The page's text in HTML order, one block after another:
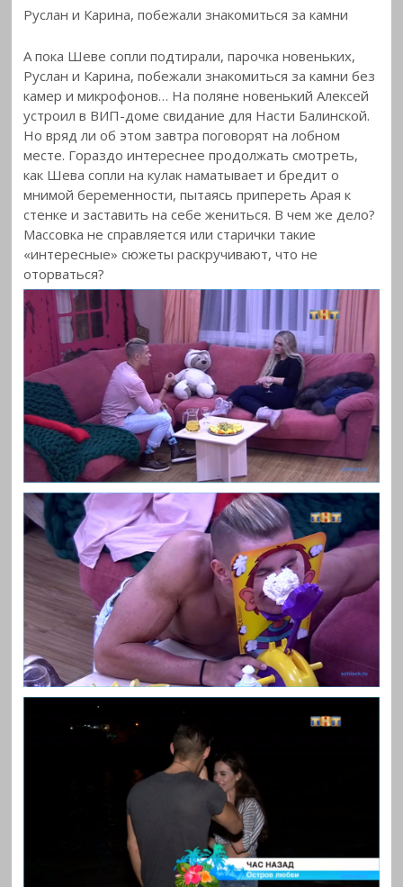
Руслан и Карина, побежали знакомиться за камни
А пока Шеве сопли подтирали, парочка новеньких,
Руслан и Карина, побежали знакомиться за камни без
камер и микрофонов… На поляне новенький Алексей
устроил в ВИП-доме свидание для Насти Балинской.
Но вряд ли об этом завтра поговорят на лобном
месте. Гораздо интереснее продолжать смотреть,
как Шева сопли на кулак наматывает и бредит о
мнимой беременности, пытаясь припереть Арая к
стенке и заставить на себе жениться. В чем же дело?
Массовка не справляется или старички такие
«интересные» сюжеты раскручивают, что не
оторваться?